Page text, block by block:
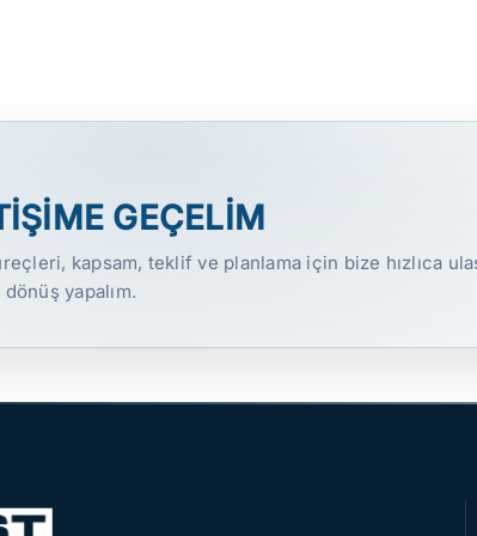
GEÇELİM
kapsam, teklif ve planlama için bize hızlıca
yapalım.